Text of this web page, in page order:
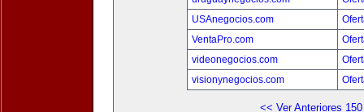
USAnegocios.com
VentaPro.com
videonegocios.com
visionynegocios.com
<< Ver Anteriores 150